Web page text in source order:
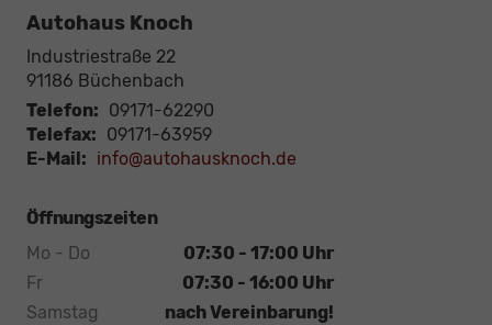
Autohaus Knoch
Industriestraße 22
91186 Büchenbach
Telefon: 09171-62290
Telefax: 09171-63959
E-Mail: info@autohausknoch.de
Öffnungszeiten
Mo - Do
07:30 - 17:00 Uhr
Fr
07:30 - 16:00 Uhr
Samstag
nach Vereinbarung!